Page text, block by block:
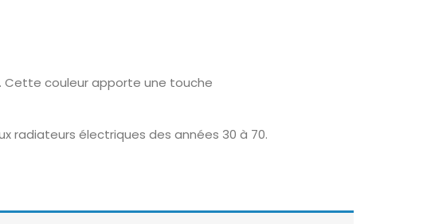
Cette couleur apporte une touche
radiateurs électriques des années 30 à 70.